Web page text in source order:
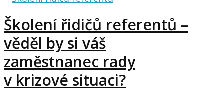
Školení řidičů referentů –
věděl by si váš
zaměstnanec rady
v krizové situaci?